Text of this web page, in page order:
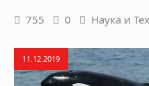
755 0 Наука и
11.12.2019